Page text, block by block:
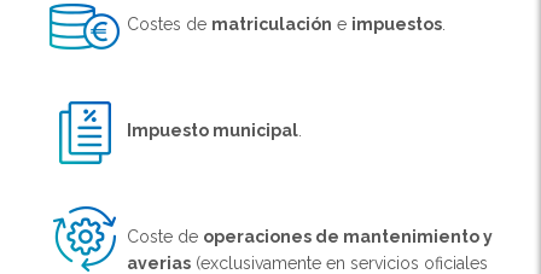
Costes de matriculación e impuestos
Impuesto municipal
Coste de operaciones de mantenimiento y
averias (exclusivamente en servicios oficiales